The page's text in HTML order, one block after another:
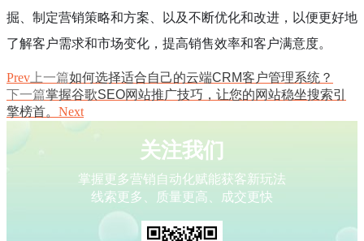
掘、制定营销策略和方案、以及不断优化和改进，以便更好地
了解客户需求和市场变化，提高销售效率和客户满意度。
Prev 上一篇如何选择适合自己的云端CRM客户管理系统？
下一篇掌握谷歌SEO网站推广技巧，让您的网站稳坐搜索引
擎榜首。 Next
关注我们
掌握更多营销自动化赋能获客新玩法
线索更多、质量更高、成交更快